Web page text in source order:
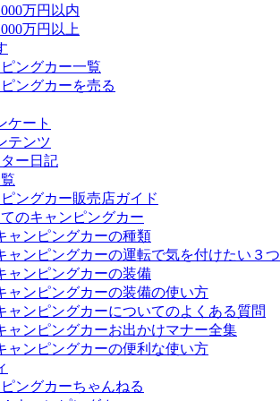
万円以内
万円以上
ングカー一覧
ングカーを売る
ケート
テンツ
ー日記
ングカー販売店ガイド
のキャンピングカー
ャンピングカーの種類
ャンピングカーの運転で気を付けたい３
ャンピングカーの装備
ャンピングカーの装備の使い方
ャンピングカーについてのよくある質問
ャンピングカーお出かけマナー全集
ャンピングカーの便利な使い方
ングカーちゃんねる